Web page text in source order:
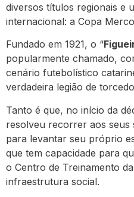
diversos títulos regionais e
internacional: a Copa
Fundado em 1921, o “
popularmente chamado,
cenário futebolístico
verdadeira legião de
Tanto é que, no início da
resolveu recorrer aos seus
para levantar seu próprio
que tem capacidade para
o Centro de Treinamento
infraestrutura social.